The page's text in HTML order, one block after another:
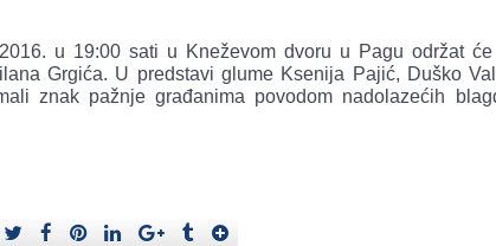
u 19:00 sati u Kneževom dvoru u Pagu održat
Grgića. U predstavi glume Ksenija Pajić, Duško
znak pažnje građanima povodom nadolazećih